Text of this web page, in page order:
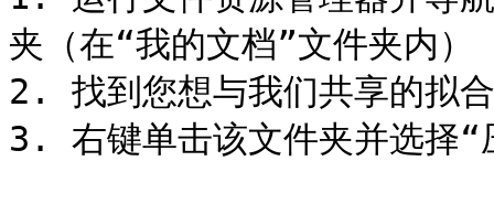
夹（在“我的文档”文件夹内）
2. 找到您想与我们共享的拟合
3. 右键单击该文件夹并选择